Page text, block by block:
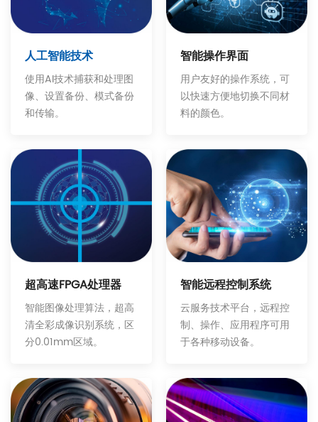
人工智能技术
使用AI技术捕获和处理图
像、设置备份、模式备份
和传输。
智能操作界面
用户友好的操作系统，可
以快速方便地切换不同材
料的颜色。
超高速FPGA处理器
智能图像处理算法，超高
清全彩成像识别系统，区
分0.01mm区域。
智能远程控制系统
云服务技术平台，远程控
制、操作、应用程序可用
于各种移动设备。